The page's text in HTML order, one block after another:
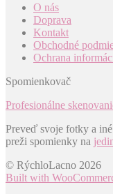
O nás
Doprava
Kontakt
Obchodné
Ochrana
Spomienkovač
Profesionálne
Preveď svoje fotky a
preži spomienky na
© RýchloLacno 2026
Built with